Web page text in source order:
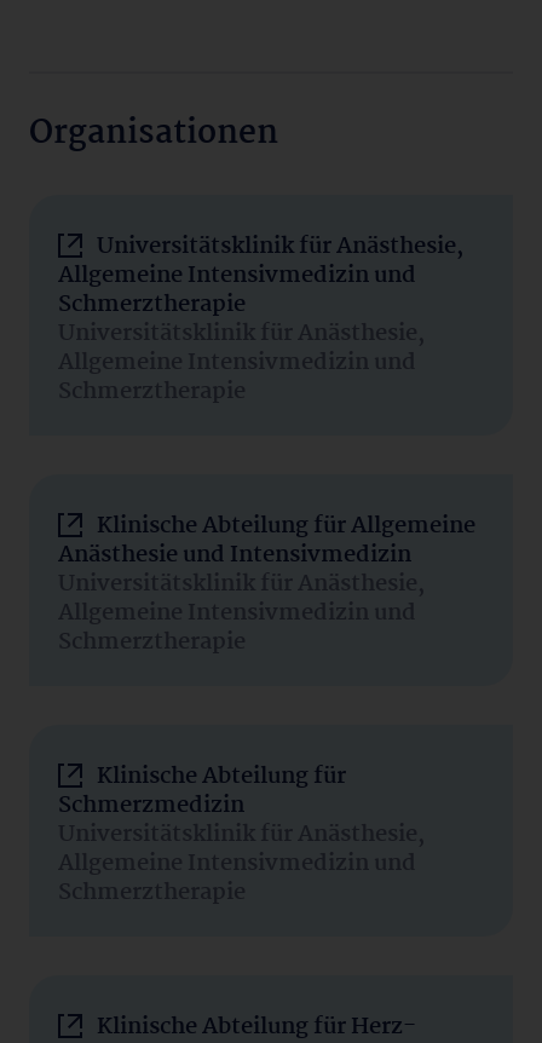
Organisationen
Universitätsklinik für Anästhesie,
Allgemeine Intensivmedizin und
Schmerztherapie
Universitätsklinik für Anästhesie,
Allgemeine Intensivmedizin und
Schmerztherapie
Klinische Abteilung für Allgemeine
Anästhesie und Intensivmedizin
Universitätsklinik für Anästhesie,
Allgemeine Intensivmedizin und
Schmerztherapie
Klinische Abteilung für
Schmerzmedizin
Universitätsklinik für Anästhesie,
Allgemeine Intensivmedizin und
Schmerztherapie
Klinische Abteilung für Herz-